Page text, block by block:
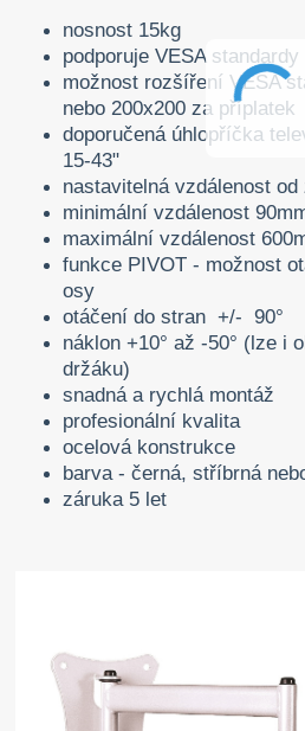
nosnost 15kg
podporuje VESA
možnost rozšíření VESA
nebo 200x200 za příplatek
doporučená úhlopříčka
15-43"
nastavitelná vzdálenost od
minimální vzdálenost
maximální vzdálenost
funkce PIVOT - možnost
osy
otáčení do stran +/- 90°
náklon +10° až -50° (lze i
držáku)
snadná a rychlá montáž
profesionální kvalita
ocelová konstrukce
barva - černá, stříbrná
záruka 5 let